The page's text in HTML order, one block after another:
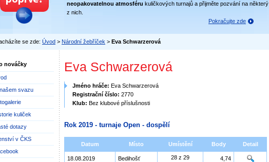
neopakovatelnou atmosféru kuličkových turnajů a přijměte pozvání na některý
z nich.
Pokračujte zde
se zde: Úvod > Národní žebříček > Eva Schwarzerová
nováčky
svazu
kuliček
dotazy
v ČKS
Eva Schwarzerová
Jméno hráče: Eva Schwarzerová
Registrační číslo: 2770
Klub: Bez klubové příslušnosti
Rok 2019 - turnaje Open - dospělí
Datum Místo Umístění Body Detail
18.08.2019 Bedihošť 28 z 29 4,74